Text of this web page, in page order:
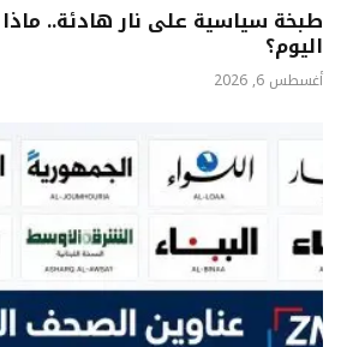
طبخة سياسية على نار هادئة..
اليوم؟
أغسطس 6, 2026